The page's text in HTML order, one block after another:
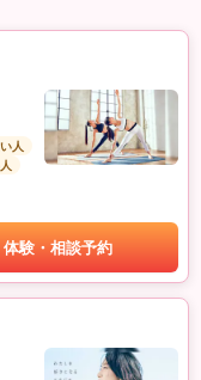
人
体験・相談予約